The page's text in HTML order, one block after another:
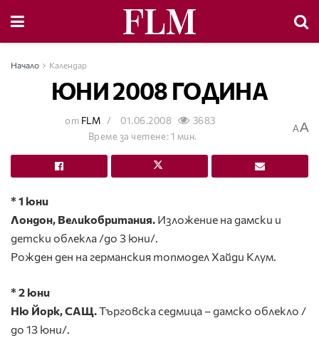
Начало Календар
ЮНИ 2008 ГОДИНА
от FLM 01.06.2008
3683
Време за четене: 1 мин.
AA
* 1 юни
Лондон, Великобритания. Изложение на дамски и
детски облекла /до 3 юни/.
Рожден ден на германския топмодел Хайди Клум.
* 2 юни
Ню Йорк, САЩ.Търговска седмица – дамско облекло /
до 13 юни/.